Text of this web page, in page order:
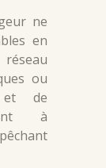
ne
en
ou
et de
à